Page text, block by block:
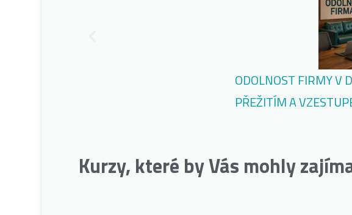
ODOLNOST FIRMY V
PŘEŽITÍM A
Kurzy, které by Vás mohly